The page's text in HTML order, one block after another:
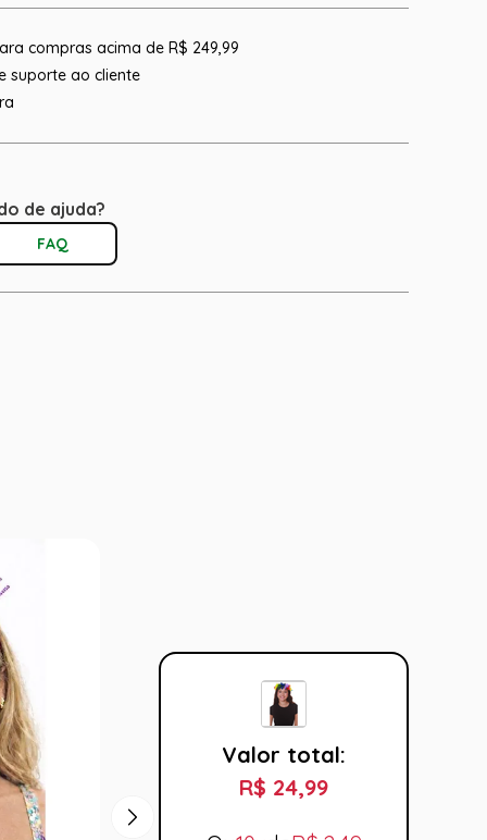
compras acima de R$ 249,99
suporte ao cliente
de ajuda?
FAQ
Valor total:
R$ 24,99